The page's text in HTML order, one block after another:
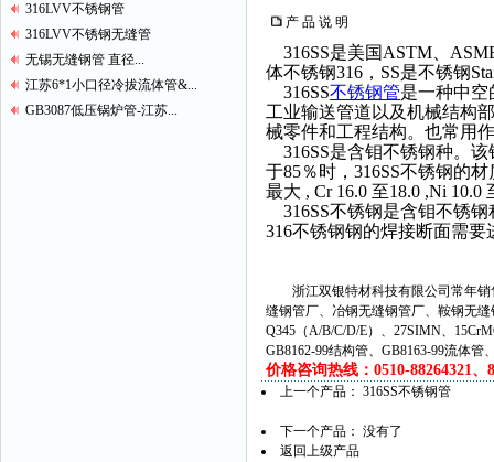
316LVV不锈钢管
316LVV不锈钢无缝管
无锡无缝钢管 直径...
江苏6*1小口径冷拔流体管&...
GB3087低压锅炉管-江苏...
产 品 说 明
316SS是美国ASTM、
体不锈钢316，SS是不锈钢
316SS不锈钢管是一种中
工业输送管道以及机械结构
械零件和工程结构。也常用
316SS是含钼不锈钢种。该
于85％时，316SS不锈钢的
最大 , Cr 16.0 至18.0 ,Ni 10.0
316SS不锈钢是含钼不锈
316不锈钢钢的焊接断面需
浙江双银特材科技有限公司常年销
缝钢管厂、冶钢无缝钢管厂、鞍钢无
Q345（A/B/C/D/E）、27SIMN、
GB8162-99结构管、GB8163-99流体
价格咨询热线：0510-88264321、
上一个产品： 316SS不锈钢管
下一个产品： 没有了
返回上级产品